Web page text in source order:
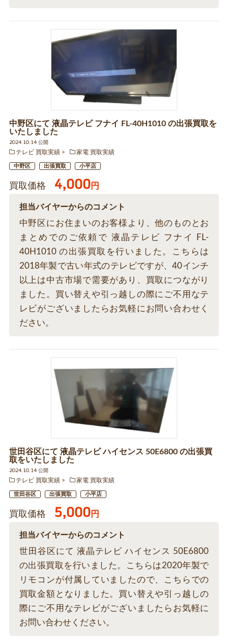
中野区にて 液晶テレビ フナイ FL-40H1010 の出張買取を
いたしました
2024.10.14 公開
テレビ 買取実績
家電 買取実績
中野区 出張買取 小平店
買取価格 4,000円
担当バイヤーからのコメント
中野区にお住まいのお客様より、他のものとお
まとめでのご依頼で 液晶テレビ フナイ FL-
40H1010 の出張買取を行いました。こちらは
2018年製で古い年式のテレビですが、40インチ
以上は中古市場で需要があり、買取につながり
ました。買い替えや引っ越しの際にご不用なテ
レビがございましたらお気軽にお問い合わせく
ださい。
世田谷区にて 液晶テレビ ハイセンス 50E6800 の出張買
取をいたしました
2024.10.14 公開
テレビ 買取実績
家電 買取実績
世田谷区 出張買取 小平店
買取価格 5,000円
担当バイヤーからのコメント
世田谷区にて 液晶テレビ ハイセンス 50E6800
の出張買取を行いました。こちらは2020年製で
リモコンが付属していましたので、こちらでの
買取金額となりました。買い替えや引っ越しの
際にご不用なテレビがございましたらお気軽に
お問い合わせください。